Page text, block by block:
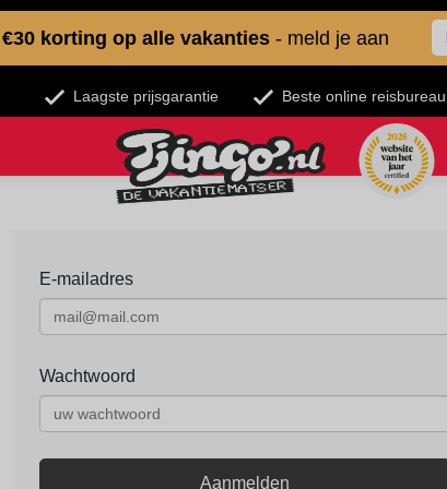
€30 korting op alle vakanties - meld je aan
Laagste prijsgarantie Beste online reisbureau
E-mailadres
Wachtwoord
Aanmelden